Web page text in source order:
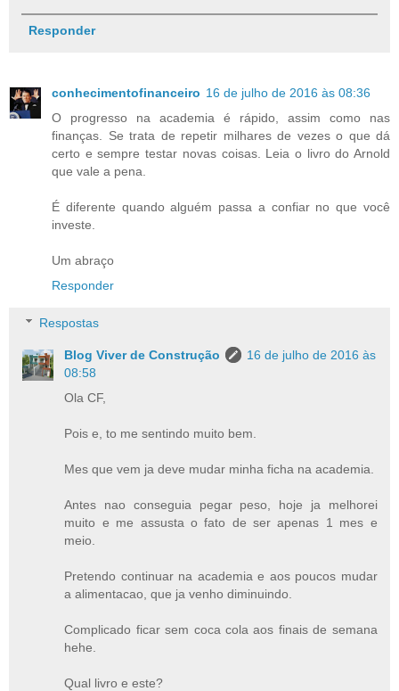
Responder
conhecimentofinanceiro 16 de julho de 2016 às 08:36
O progresso na academia é rápido, assim como nas
finanças. Se trata de repetir milhares de vezes o que dá
certo e sempre testar novas coisas. Leia o livro do Arnold
que vale a pena.
É diferente quando alguém passa a confiar no que você
investe.
Um abraço
Responder
Respostas
Blog Viver de Construção
16 de julho de 2016 às
08:58
Ola CF,
Pois e, to me sentindo muito bem.
Mes que vem ja deve mudar minha ficha na academia.
Antes nao conseguia pegar peso, hoje ja melhorei
muito e me assusta o fato de ser apenas 1 mes e
meio.
Pretendo continuar na academia e aos poucos mudar
a alimentacao, que ja venho diminuindo.
Complicado ficar sem coca cola aos finais de semana
hehe.
Qual livro e este?